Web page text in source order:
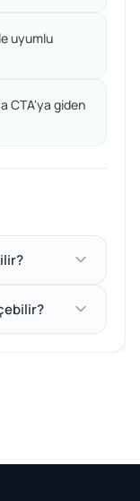
uyumlu
CTA'ya giden